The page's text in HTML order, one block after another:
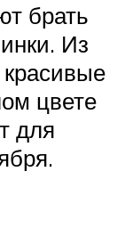
брать
Из
красивые
цвете
для